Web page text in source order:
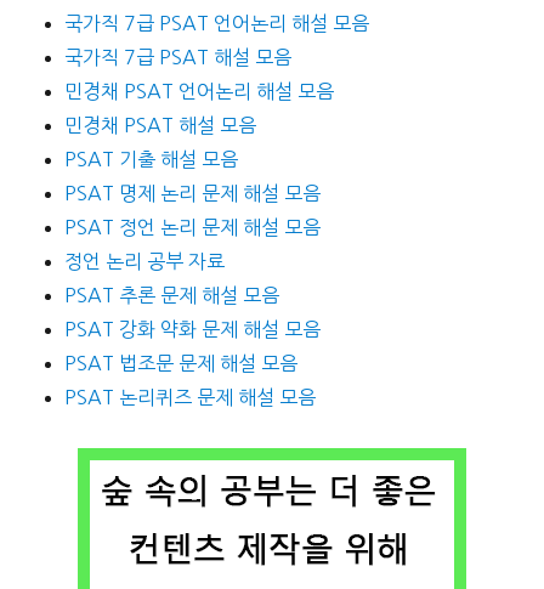
국가직 7급 PSAT 언어논리 해설 모음
국가직 7급 PSAT 해설 모음
민경채 PSAT 언어논리 해설 모음
민경채 PSAT 해설 모음
PSAT 기출 해설 모음
PSAT 명제 논리 문제 해설 모음
PSAT 정언 논리 문제 해설 모음
정언 논리 공부 자료
PSAT 추론 문제 해설 모음
PSAT 강화 약화 문제 해설 모음
PSAT 법조문 문제 해설 모음
PSAT 논리퀴즈 문제 해설 모음